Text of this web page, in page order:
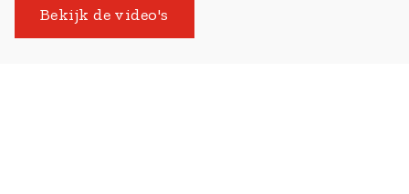
Bekijk de video's